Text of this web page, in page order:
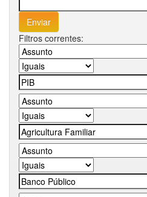
Filtros correntes: